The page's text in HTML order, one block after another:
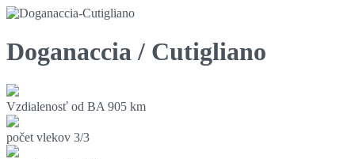
Doganaccia / Cutigliano
Vzdialenosť od BA 905 km
počet vlekov 3/3